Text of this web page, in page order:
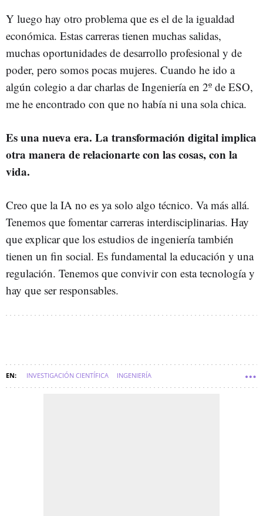
Y luego hay otro problema que es el de la igualdad
económica. Estas carreras tienen muchas salidas,
muchas oportunidades de desarrollo profesional y de
poder, pero somos pocas mujeres. Cuando he ido a
algún colegio a dar charlas de Ingeniería en 2º de ESO,
me he encontrado con que no había ni una sola chica.
Es una nueva era. La transformación digital implica
otra manera de relacionarte con las cosas, con la
vida.
Creo que la IA no es ya solo algo técnico. Va más allá.
Tenemos que fomentar carreras interdisciplinarias. Hay
que explicar que los estudios de ingeniería también
tienen un fin social. Es fundamental la educación y una
regulación. Tenemos que convivir con esta tecnología y
hay que ser responsables.
INVESTIGACIÓN CIENTÍFICA INGENIERÍA